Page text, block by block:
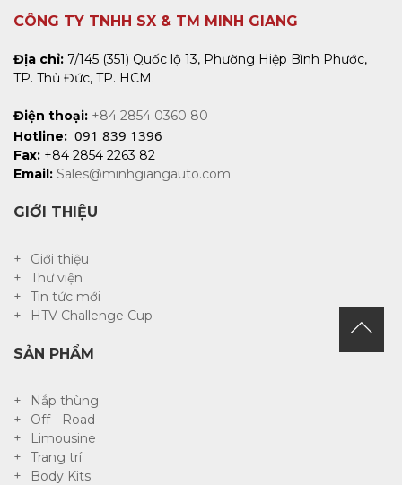
CÔNG TY TNHH SX & TM MINH GIANG
Địa chỉ: 7/145 (351) Quốc lộ 13, Phường Hiệp Bình Phước,
TP. Thủ Đức, TP. HCM.
Điện thoại: +84 2854 0360 80
Hotline: 091 839 1396
Fax: +84 2854 2263 82
Email: Sales@minhgiangauto.com
GIỚI THIỆU
Giới thiệu
Thư viện
Tin tức mới
HTV Challenge Cup
SẢN PHẨM
Nắp thùng
Off - Road
Limousine
Trang trí
Body Kits